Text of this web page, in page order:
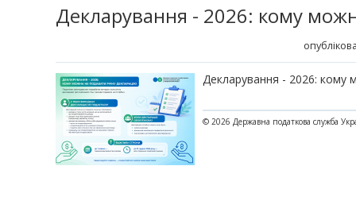
Декларування - 2026: кому
Декларування - 2026: кому
© 2026 Державна податкова служба